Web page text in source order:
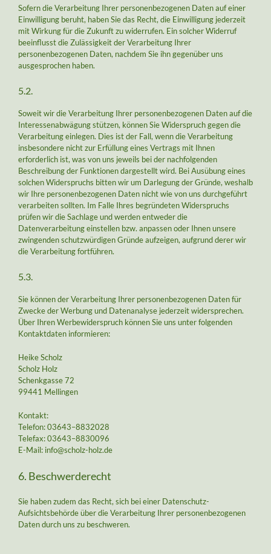
Sofern die Verarbeitung Ihrer personenbezogenen Daten auf einer
Einwilligung beruht, haben Sie das Recht, die Einwilligung jederzeit
mit Wirkung für die Zukunft zu widerrufen. Ein solcher Widerruf
beeinflusst die Zulässigkeit der Verarbeitung Ihrer
personenbezogenen Daten, nachdem Sie ihn gegenüber uns
ausgesprochen haben.
5.2.
Soweit wir die Verarbeitung Ihrer personenbezogenen Daten auf die
Interessenabwägung stützen, können Sie Widerspruch gegen die
Verarbeitung einlegen. Dies ist der Fall, wenn die Verarbeitung
insbesondere nicht zur Erfüllung eines Vertrags mit Ihnen
erforderlich ist, was von uns jeweils bei der nachfolgenden
Beschreibung der Funktionen dargestellt wird. Bei Ausübung eines
solchen Widerspruchs bitten wir um Darlegung der Gründe, weshalb
wir Ihre personenbezogenen Daten nicht wie von uns durchgeführt
verarbeiten sollten. Im Falle Ihres begründeten Widerspruchs
prüfen wir die Sachlage und werden entweder die
Datenverarbeitung einstellen bzw. anpassen oder Ihnen unsere
zwingenden schutzwürdigen Gründe aufzeigen, aufgrund derer wir
die Verarbeitung fortführen.
5.3.
Sie können der Verarbeitung Ihrer personenbezogenen Daten für
Zwecke der Werbung und Datenanalyse jederzeit widersprechen.
Über Ihren Werbewiderspruch können Sie uns unter folgenden
Kontaktdaten informieren:
Heike Scholz
Scholz Holz
Schenkgasse 72
99441 Mellingen
Kontakt:
Telefon: 03643–8832028
Telefax: 03643–8830096
E-Mail: info@scholz-holz.de
6. Beschwerderecht
Sie haben zudem das Recht, sich bei einer Datenschutz-
Aufsichtsbehörde über die Verarbeitung Ihrer personenbezogenen
Daten durch uns zu beschweren.